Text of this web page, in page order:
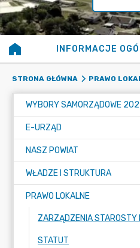
INFORMACJE
STRONA GŁÓWNA PRAWO
WYBORY SAMORZĄDOWE
E-URZĄD
NASZ POWIAT
WŁADZE I STRUKTURA
PRAWO LOKALNE
STATUT